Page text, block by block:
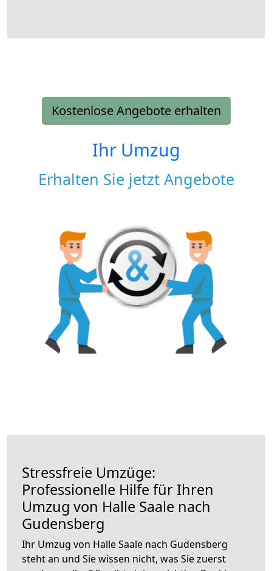
Kostenlose Angebote erhalten
Ihr Umzug
Erhalten Sie jetzt Angebote
Stressfreie Umzüge:
Professionelle Hilfe für Ihren
Umzug von Halle Saale nach
Gudensberg
Ihr Umzug von Halle Saale nach Gudensberg
steht an und Sie wissen nicht, was Sie zuerst